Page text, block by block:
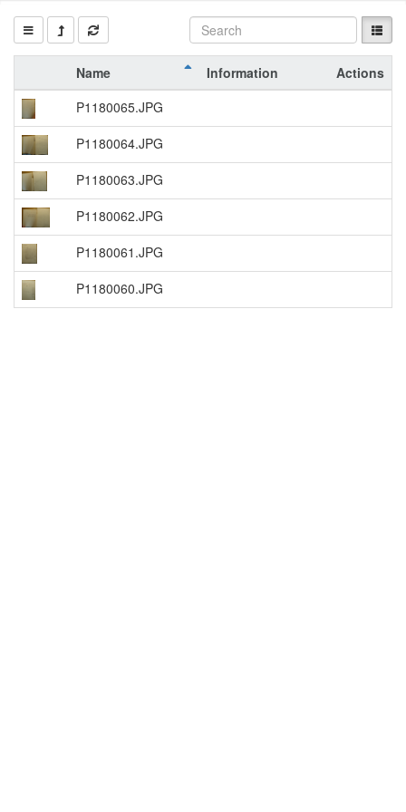
Name Information
Actions
P1180065.JPG
P1180064.JPG
P1180063.JPG
P1180062.JPG
P1180061.JPG
P1180060.JPG